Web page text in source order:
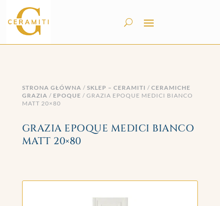
STRONA GŁÓWNA / SKLEP – CERAMITI / CERAMICHE
GRAZIA / EPOQUE / GRAZIA EPOQUE MEDICI BIANCO
MATT 20×80
GRAZIA EPOQUE MEDICI BIANCO
MATT 20×80